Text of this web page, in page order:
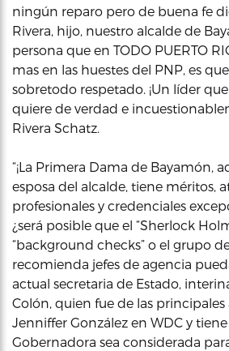
ningún reparo pero de buena fe
Rivera, hijo, nuestro alcalde de
persona que en TODO PUERTO
mas en las huestes del PNP, es
sobretodo respetado. ¡Un líder
quiere de verdad e
Rivera Schatz.
“¡La Primera Dama de Bayamón,
esposa del alcalde, tiene méritos,
profesionales y credenciales
¿será posible que el “Sherlock
“background checks” o el grupo
recomienda jefes de agencia
actual secretaria de Estado,
Colón, quien fue de las
Jenniffer González en WDC y
Gobernadora sea considerada